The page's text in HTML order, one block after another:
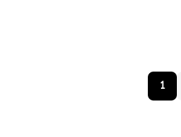
1